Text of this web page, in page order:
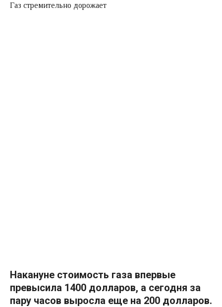
Газ стремительно дорожает
Накануне стоимость газа впервые
превысила 1400 долларов, а сегодня за
пару часов выросла еще на 200 долларов.